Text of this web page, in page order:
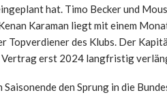
hat. Timo Becker und
Karaman liegt mit einem
Topverdiener des Klubs. Der
Vertrag erst 2024 langfristig
Saisonende den Sprung in die